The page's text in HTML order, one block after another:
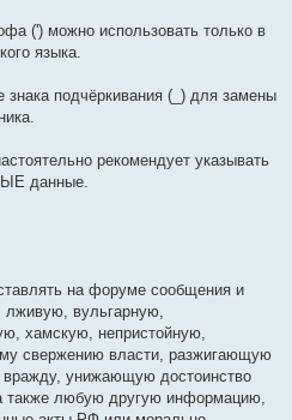
(') можно использовать только в
языка.
подчёркивания (_) для замены
рекомендует указывать
данные.
на форуме сообщения и
вульгарную,
хамскую, непристойную,
свержению власти, разжигающую
унижающую достоинство
также любую другую информацию,